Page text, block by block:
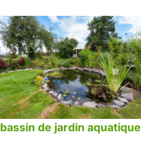
bassin de jardin aquatique